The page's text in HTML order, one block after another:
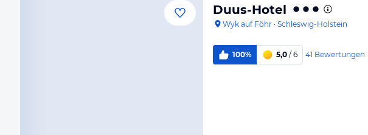
Duus-Hotel
Wyk auf Föhr · Schleswig-Holstein
100% 5,0 / 6 41 Bewertungen